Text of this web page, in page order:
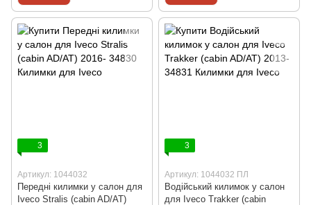
3
Артикул: 1044032
Передні килимки у салон для
Iveco Stralis (cabin AD/AT)
3
Артикул: 1044032 ПЛ
Водійський килимок у салон
для Iveco Trakker (cabin